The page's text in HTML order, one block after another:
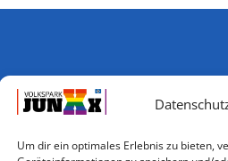
Um dir ein optimales Erlebnis zu bieten,